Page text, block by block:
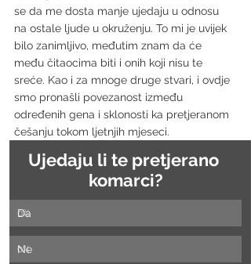
se da me dosta manje ujedaju u odnosu
na ostale ljude u okruženju. To mi je uvijek
bilo zanimljivo, međutim znam da će
među čitaocima biti i onih koji nisu te
sreće. Kao i za mnoge druge stvari, i ovdje
smo pronašli povezanost između
određenih gena i sklonosti ka pretjeranom
češanju tokom ljetnjih mjeseci.
Ujedaju li te pretjerano
komarci?
0%
Da
0%
Ne